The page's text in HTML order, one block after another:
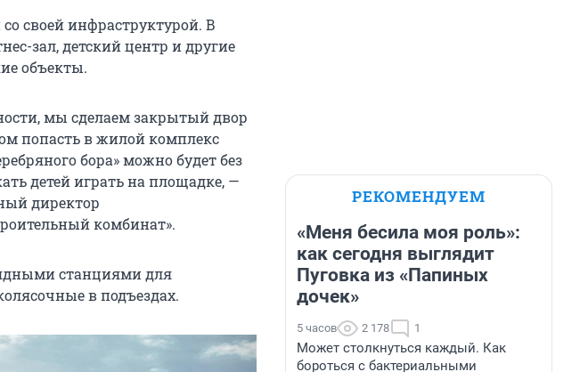
своей инфраструктурой. В
зал, детский центр и другие
объекты.
мы сделаем закрытый двор
попасть в жилой комплекс
бора» можно будет без
детей играть на площадке, —
директор
комбинат».
станциями для
в подъездах.
РЕКОМЕНДУЕМ
«Меня бесила моя роль»:
как сегодня выглядит
Пуговка из «Папиных
дочек»
5 часов 2 178 1
Может столкнуться каждый. Как
бороться с бактериальными